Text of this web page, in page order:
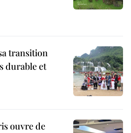
transition
durable et
ouvre de